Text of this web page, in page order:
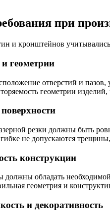
при
и кронштейнов
геометрии
отверстий и
геометрии
резки должны быть
не допускаются
конструкции
обладать
геометрия и
и декоративность